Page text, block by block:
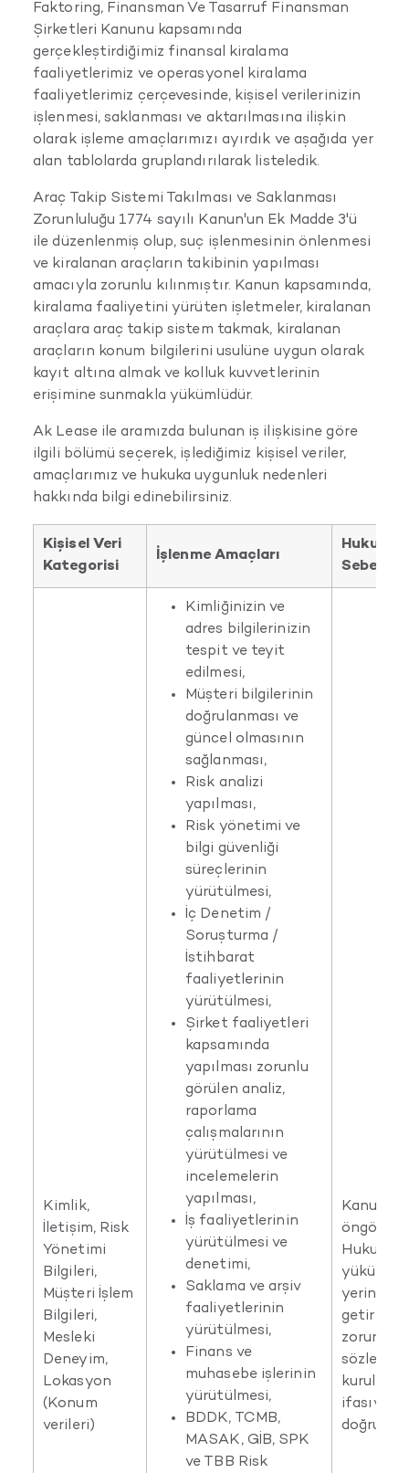
Faktoring, Finansman Ve Tasarruf Finansman
Şirketleri Kanunu kapsamında
gerçekleştirdiğimiz finansal kiralama
faaliyetlerimiz ve operasyonel kiralama
faaliyetlerimiz çerçevesinde, kişisel verilerinizin
işlenmesi, saklanması ve aktarılmasına ilişkin
olarak işleme amaçlarımızı ayırdık ve aşağıda yer
alan tablolarda gruplandırılarak listeledik.
Araç Takip Sistemi Takılması ve Saklanması
Zorunluluğu 1774 sayılı Kanun'un Ek Madde 3'ü
ile düzenlenmiş olup, suç işlenmesinin önlenmesi
ve kiralanan araçların takibinin yapılması
amacıyla zorunlu kılınmıştır. Kanun kapsamında,
kiralama faaliyetini yürüten işletmeler, kiralanan
araçlara araç takip sistem takmak, kiralanan
araçların konum bilgilerini usulüne uygun olarak
kayıt altına almak ve kolluk kuvvetlerinin
erişimine sunmakla yükümlüdür.
Ak Lease ile aramızda bulunan iş ilişkisine göre
ilgili bölümü seçerek, işlediğimiz kişisel veriler,
amaçlarımız ve hukuka uygunluk nedenleri
hakkında bilgi edinebilirsiniz.
Kişisel Veri
Kategorisi
İşlenme Amaçları
Hukuka
Sebepleri
Kimlik,
İletişim, Risk
Yönetimi
Bilgileri,
Müşteri İşlem
Bilgileri,
Mesleki
Deneyim,
Lokasyon
(Konum
verileri)
Kimliğinizin ve
adres bilgilerinizin
tespit ve teyit
edilmesi,
Müşteri bilgilerinin
doğrulanması ve
güncel olmasının
sağlanması,
Risk analizi
yapılması,
Risk yönetimi ve
bilgi güvenliği
süreçlerinin
yürütülmesi,
İç Denetim /
Soruşturma /
İstihbarat
faaliyetlerinin
yürütülmesi,
Şirket faaliyetleri
kapsamında
yapılması zorunlu
görülen analiz,
raporlama
çalışmalarının
yürütülmesi ve
incelemelerin
yapılması,
İş faaliyetlerinin
yürütülmesi ve
denetimi,
Saklama ve arşiv
faaliyetlerinin
yürütülmesi,
Finans ve
muhasebe işlerinin
yürütülmesi,
BDDK, TCMB,
MASAK, GİB, SPK
ve TBB Risk
Hukuki
yerine
zorunlu
ifasıyla
doğruya